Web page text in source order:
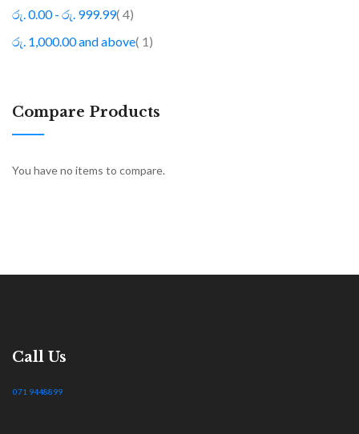
රු. 0.00- රු. 999.99 4item
රු. 1,000.00and above 1item
Compare Products
You have no items to compare.
Call Us
071 9448899